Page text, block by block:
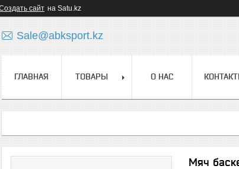
сайт на Satu.kz
Sale@abksport.kz
ГЛАВНАЯ ТОВАРЫ О НАС
Мяч